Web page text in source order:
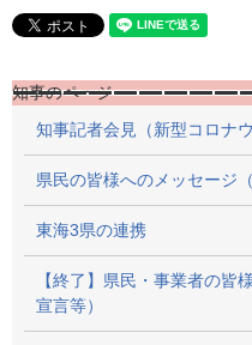
知事のページ
知事記者会見（新型コロナ
県民の皆様へのメッセージ
東海3県の連携
【終了】県民・事業者の皆
宣言等）